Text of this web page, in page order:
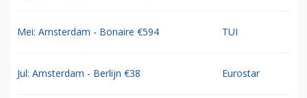
Mei: Amsterdam - Bonaire €594 TUI
Jul: Amsterdam - Berlijn €38 Eurostar